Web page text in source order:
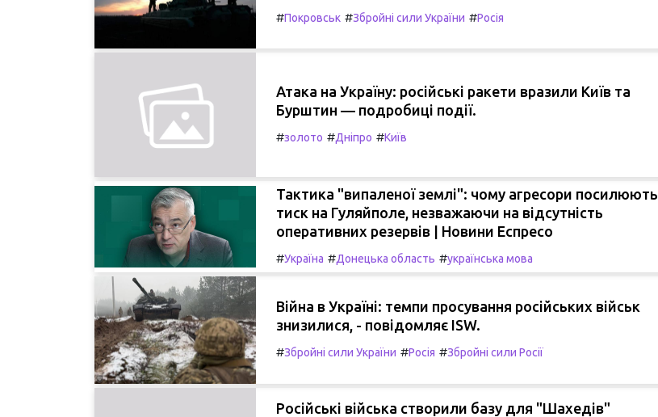
#Покровськ #Збройні сили України #Росія
Атака на Україну: російські ракети вразили Київ та
Бурштин — подробиці події.
#золото #Дніпро #Київ
Тактика "випаленої землі": чому агресори посилюють
тиск на Гуляйполе, незважаючи на відсутність
оперативних резервів | Новини Еспресо
#Україна #Донецька область #українська мова
Війна в Україні: темпи просування російських військ
знизилися, - повідомляє ISW.
#Збройні сили України #Росія #Збройні сили Росії
Російські війська створили базу для "Шахедів"